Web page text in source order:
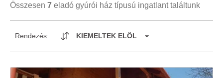
Összesen 7 eladó gyúrói ház típusú ingatlant találtunk
Rendezés: KIEMELTEK ELÖL